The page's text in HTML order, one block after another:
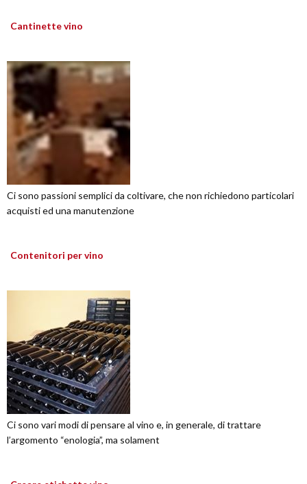
Cantinette vino
Ci sono passioni semplici da coltivare, che non richiedono particolari
acquisti ed una manutenzione
Contenitori per vino
Ci sono vari modi di pensare al vino e, in generale, di trattare
l’argomento “enologia”, ma solament